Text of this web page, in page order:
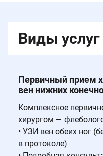
Виды услуг
Первичный прием
вен нижних
Комплексное
хирургом —
• УЗИ вен обеих ног
в протоколе)